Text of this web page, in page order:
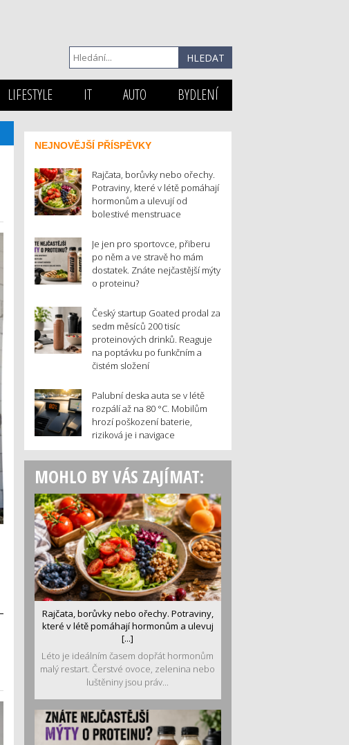
LIFESTYLE IT AUTO BYDLENÍ
NEJNOVĚJŠÍ PŘÍSPĚVKY
Rajčata, borůvky nebo ořechy.
Potraviny, které v létě pomáhají
hormonům a ulevují od
bolestivé menstruace
Je jen pro sportovce, přiberu
po něm a ve stravě ho mám
dostatek. Znáte nejčastější mýty
o proteinu?
Český startup Goated prodal za
sedm měsíců 200 tisíc
proteinových drinků. Reaguje
na poptávku po funkčním a
čistém složení
Palubní deska auta se v létě
rozpálí až na 80 °C. Mobilům
hrozí poškození baterie,
riziková je i navigace
MOHLO BY VÁS ZAJÍMAT:
Rajčata, borůvky nebo ořechy. Potraviny,
které v létě pomáhají hormonům a ulevuj
[...]
Léto je ideálním časem dopřát hormonům
malý restart. Čerstvé ovoce, zelenina nebo
luštěniny jsou práv...